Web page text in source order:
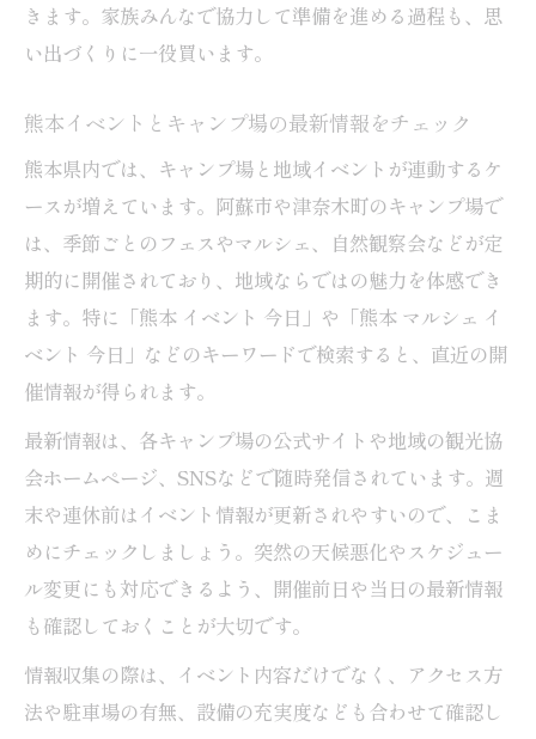
きます。家族みんなで協力して準備を進める過程も、思
い出づくりに一役買います。
熊本イベントとキャンプ場の最新情報をチェック
熊本県内では、キャンプ場と地域イベントが連動するケ
ースが増えています。阿蘇市や津奈木町のキャンプ場で
は、季節ごとのフェスやマルシェ、自然観察会などが定
期的に開催されており、地域ならではの魅力を体感でき
ます。特に「熊本 イベント 今日」や「熊本 マルシェ イ
ベント 今日」などのキーワードで検索すると、直近の開
催情報が得られます。
最新情報は、各キャンプ場の公式サイトや地域の観光協
会ホームページ、SNSなどで随時発信されています。週
末や連休前はイベント情報が更新されやすいので、こま
めにチェックしましょう。突然の天候悪化やスケジュー
ル変更にも対応できるよう、開催前日や当日の最新情報
も確認しておくことが大切です。
情報収集の際は、イベント内容だけでなく、アクセス方
法や駐車場の有無、設備の充実度なども合わせて確認し